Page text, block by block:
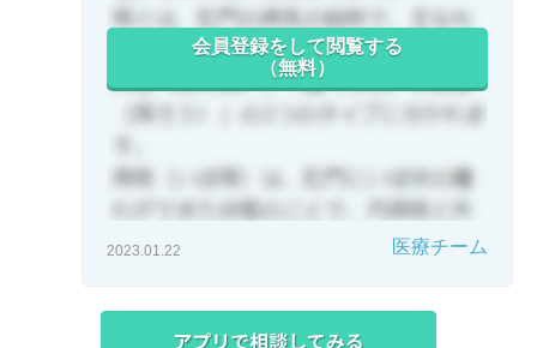
会員登録をして閲覧する
（無料）
2023.01.22 医療チーム